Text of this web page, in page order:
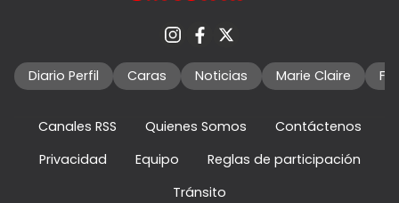
Diario Perfil Caras Noticias Marie Claire
Canales RSS Quienes Somos
Contáctenos
Privacidad
Equipo
Reglas de participación
Tránsito